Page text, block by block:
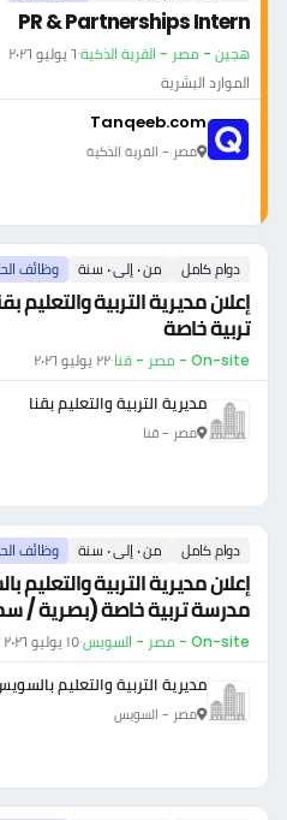
PR & Partnerships Intern
هجين - مصر - القرية الذكية·٦ يوليو ٢٠٢٦
الموارد البشرية
Tanqeeb.com
مصر - القرية الذكية
دوام كامل من ٠ إلى ٠ سنة وظائف
إعلان مديرية التربية
تربية خاصة
On-site - مصر - قنا ·٢٢ يوليو ٢٠٢٦
مديرية التربية والتعليم بقنا
مصر - قنا
دوام كامل من ٠ إلى ٠ سنة وظائف
إعلان مديرية التربية
مدرسة تربية خاصة (بصرية /
On-site - مصر - السويس ·١٥ يوليو ٢٠٢٦
مديرية التربية والتعليم
مصر - السويس